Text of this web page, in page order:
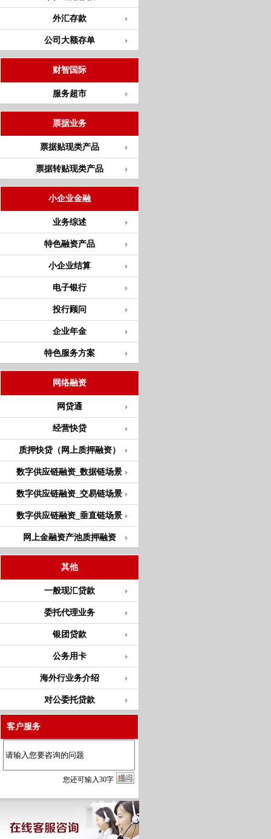
外汇存款
公司大额存单
财智国际
服务超市
票据业务
票据贴现类产品
票据转贴现类产品
小企业金融
业务综述
特色融资产品
小企业结算
电子银行
投行顾问
企业年金
特色服务方案
网络融资
网贷通
经营快贷
质押快贷（网上质押融资）
数字供应链融资_数据链场景
数字供应链融资_交易链场景
数字供应链融资_垂直链场景
网上金融资产池质押融资
其他
一般现汇贷款
委托代理业务
银团贷款
公务用卡
海外行业务介绍
对公委托贷款
客户服务
您还可输入30字